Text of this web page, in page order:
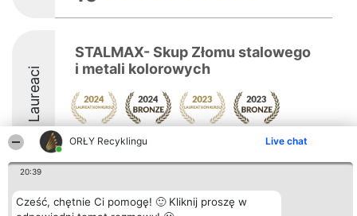
ORŁY Recyklingu Live chat
20:39
Cześć, chętnie Ci pomogę! 🙂 Kliknij proszę w
Laureaci
STALMAX- Skup Złomu stalowego
i metali kolorowych
Organizator plebiscytu Plebiscyt Kontakt